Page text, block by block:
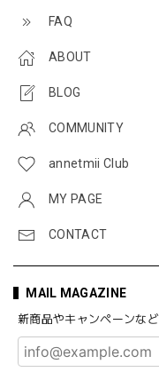
FAQ
ABOUT
BLOG
COMMUNITY
annetmii Club
MY PAGE
CONTACT
MAIL MAGAZINE
新商品やキャンペーンな